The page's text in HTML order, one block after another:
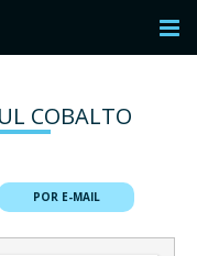
COBALTO
POR E-MAIL